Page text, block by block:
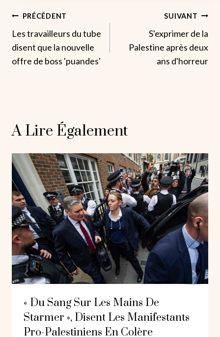
Navigation
De
L’article
PRÉCÉDENT
Les travailleurs du tube
disent que la nouvelle
offre de boss 'puandes'
SUIVANT
S'exprimer de la
Palestine après deux
ans d'horreur
A Lire Également
« Du Sang Sur Les Mains De
Starmer », Disent Les Manifestants
Pro-Palestiniens En Colère